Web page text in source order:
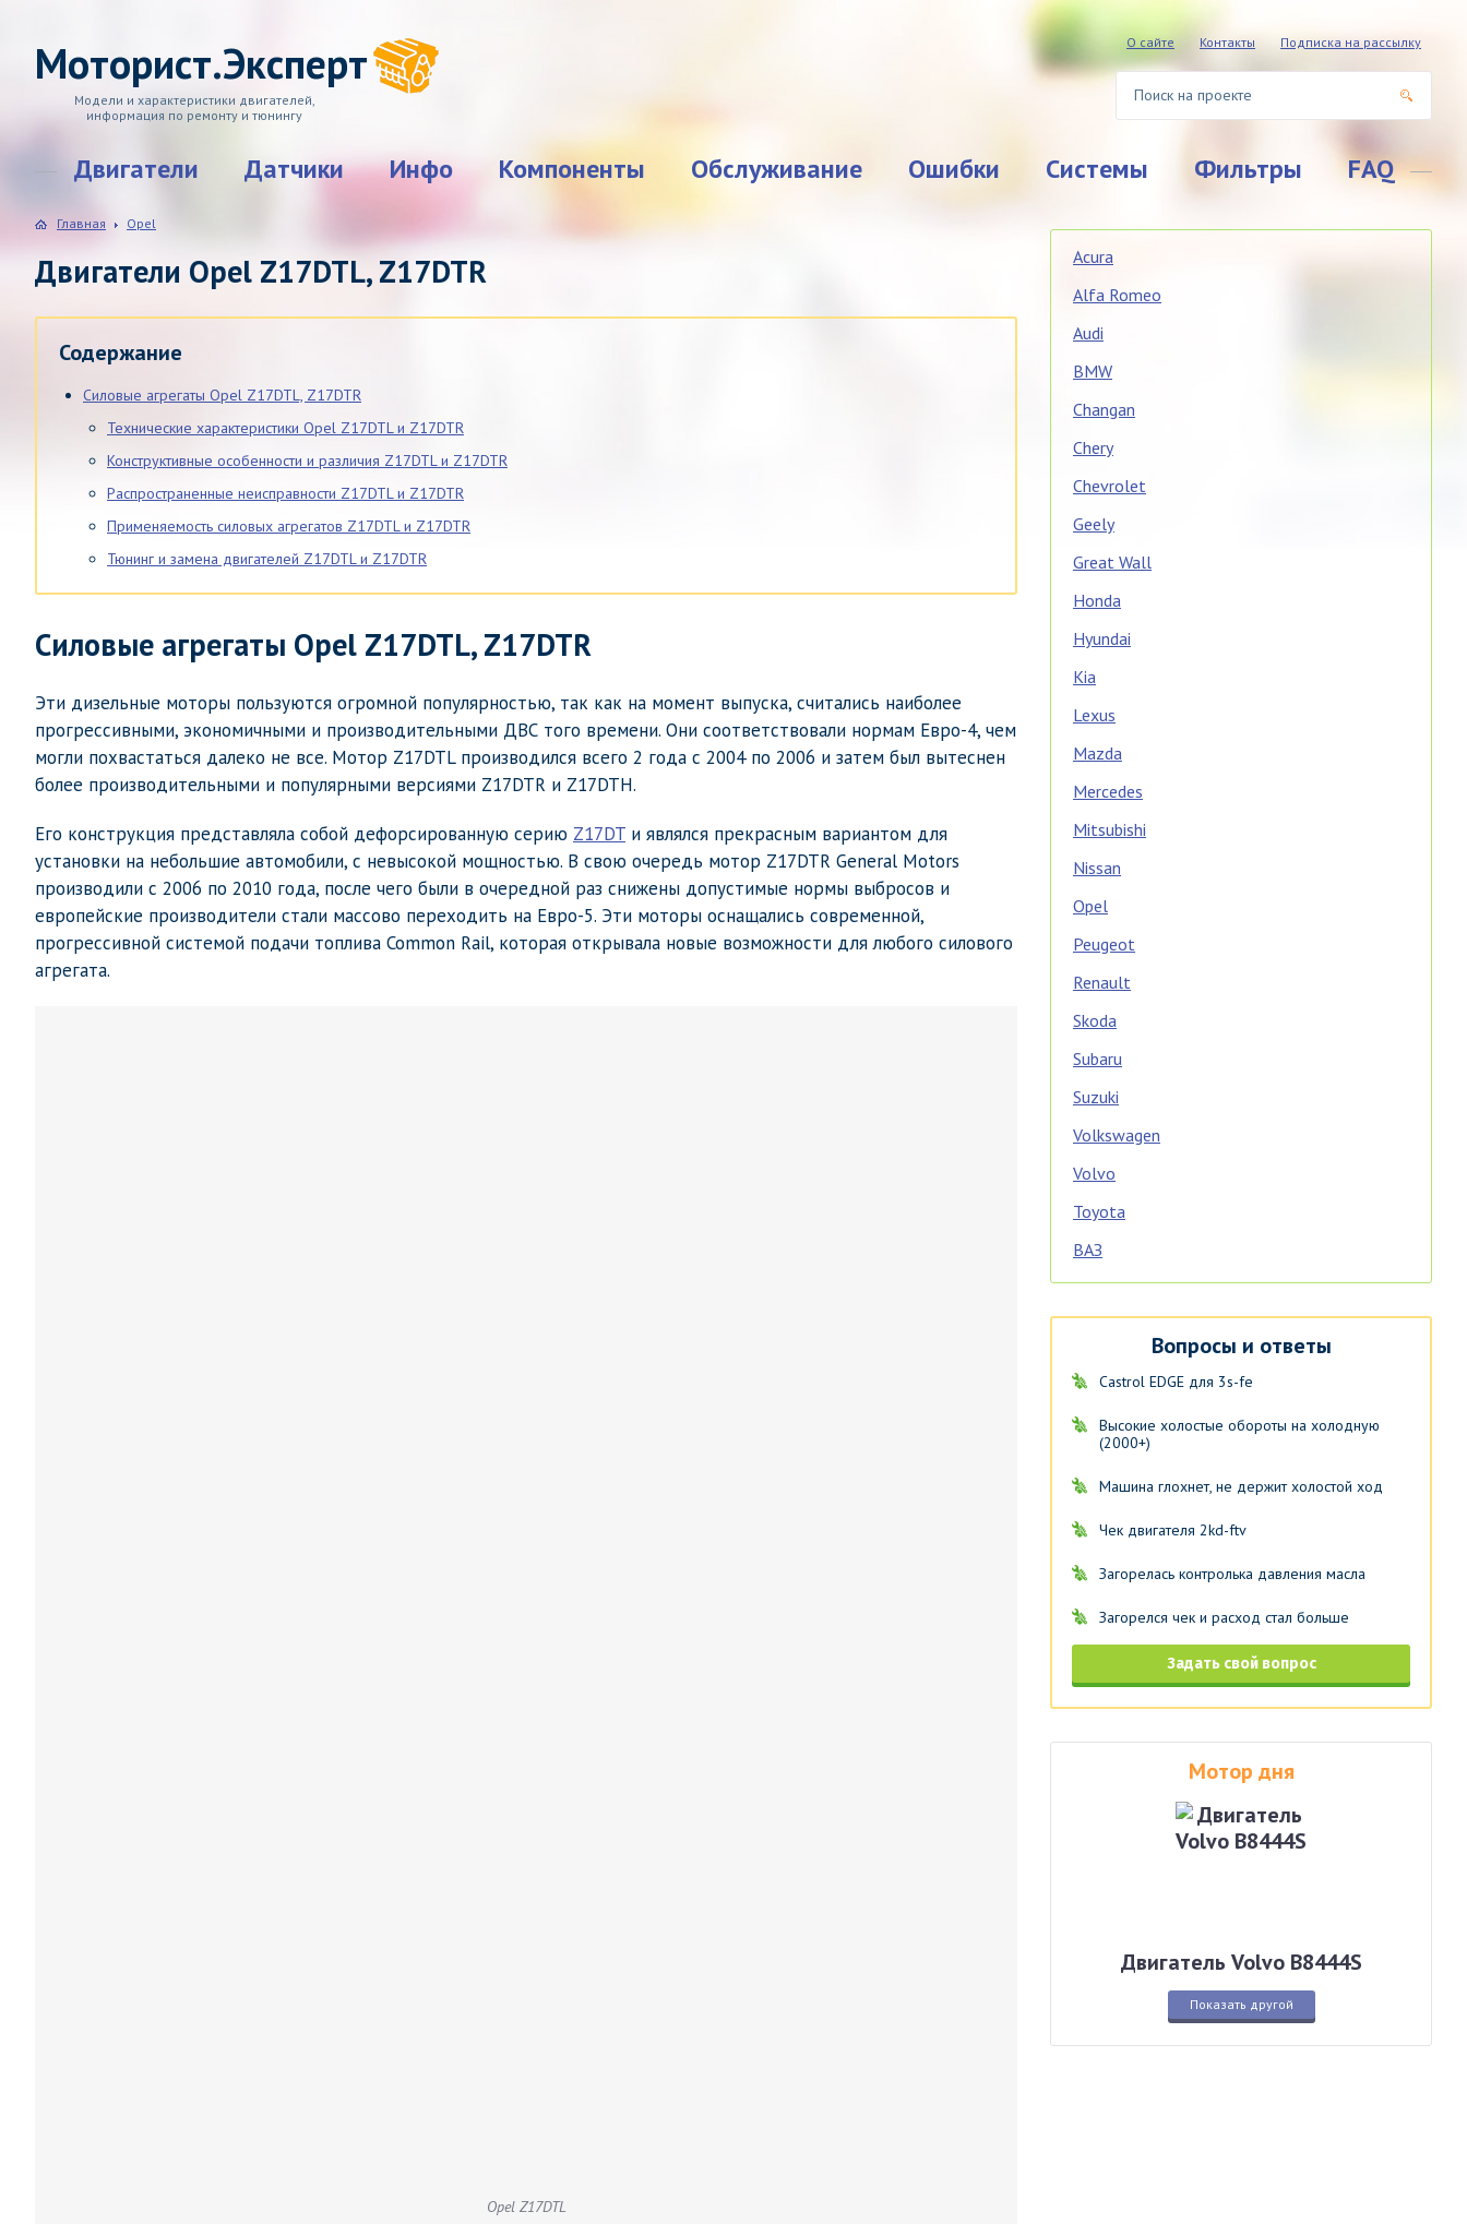
Моторист.Эксперт
Модели и характеристики двигателей,
информация по ремонту и тюнингу
О сайте Контакты Подписка на рассылку
Двигатели Датчики Инфо Компоненты Обслуживание Ошибки Системы Фильтры FAQ
Главная Opel
Двигатели Opel Z17DTL, Z17DTR
Содержание
Силовые агрегаты Opel Z17DTL, Z17DTR
Технические характеристики Opel Z17DTL и Z17DTR
Конструктивные особенности и различия Z17DTL и Z17DTR
Распространенные неисправности Z17DTL и Z17DTR
Применяемость силовых агрегатов Z17DTL и Z17DTR
Тюнинг и замена двигателей Z17DTL и Z17DTR
Силовые агрегаты Opel Z17DTL, Z17DTR
Эти дизельные моторы пользуются огромной популярностью, так как на момент выпуска, считались наиболее
прогрессивными, экономичными и производительными ДВС того времени. Они соответствовали нормам Евро-4, чем
могли похвастаться далеко не все. Мотор Z17DTL производился всего 2 года с 2004 по 2006 и затем был вытеснен
более производительными и популярными версиями Z17DTR и Z17DTH.
Его конструкция представляла собой дефорсированную серию Z17DT и являлся прекрасным вариантом для
установки на небольшие автомобили, с невысокой мощностью. В свою очередь мотор Z17DTR General Motors
производили с 2006 по 2010 года, после чего были в очередной раз снижены допустимые нормы выбросов и
европейские производители стали массово переходить на Евро-5. Эти моторы оснащались современной,
прогрессивной системой подачи топлива Common Rail, которая открывала новые возможности для любого силового
агрегата.
Opel Z17DTL
Acura
Alfa Romeo
Audi
BMW
Changan
Chery
Chevrolet
Geely
Great Wall
Honda
Hyundai
Kia
Lexus
Mazda
Mercedes
Mitsubishi
Nissan
Opel
Peugeot
Renault
Skoda
Subaru
Suzuki
Volkswagen
Volvo
Toyota
ВАЗ
Вопросы и ответы
Castrol EDGE для 3s-fe
Высокие холостые обороты на холодную
(2000+)
Машина глохнет, не держит холостой ход
Чек двигателя 2kd-ftv
Загорелась контролька давления масла
Загорелся чек и расход стал больше
Задать свой вопрос
Мотор дня
Двигатель Volvo B8444S
Показать другой